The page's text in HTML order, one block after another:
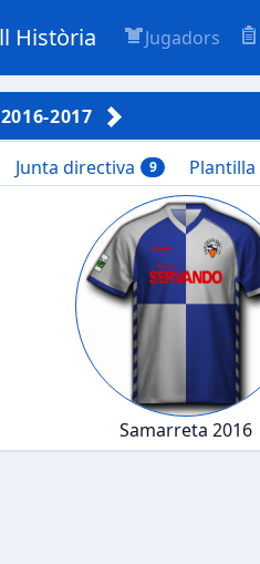
Història Jugadors
2016-2017
Junta directiva 9 Plantilla
Samarreta 2016